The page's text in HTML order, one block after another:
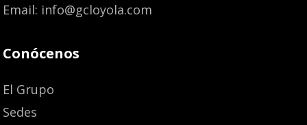
Email: info@gcloyola.com
Conócenos
El Grupo
Sedes